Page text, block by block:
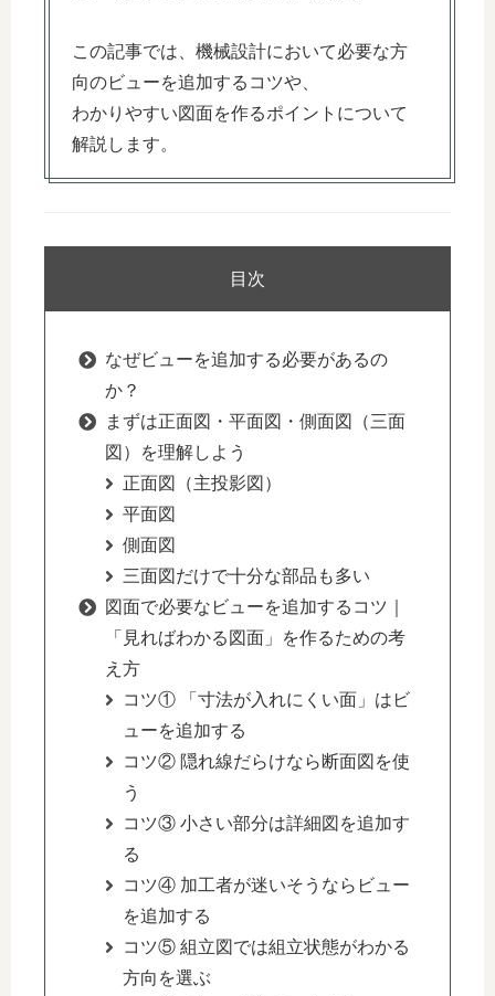
この記事では、機械設計において必要な方
向のビューを追加するコツや、
わかりやすい図面を作るポイントについて
解説します。
目次
なぜビューを追加する必要があるの
か？
まずは正面図・平面図・側面図（三面
図）を理解しよう
正面図（主投影図）
平面図
側面図
三面図だけで十分な部品も多い
図面で必要なビューを追加するコツ｜
「見ればわかる図面」を作るための考
え方
コツ① 「寸法が入れにくい面」はビ
ューを追加する
コツ② 隠れ線だらけなら断面図を使
う
コツ③ 小さい部分は詳細図を追加す
る
コツ④ 加工者が迷いそうならビュー
を追加する
コツ⑤ 組立図では組立状態がわかる
方向を選ぶ